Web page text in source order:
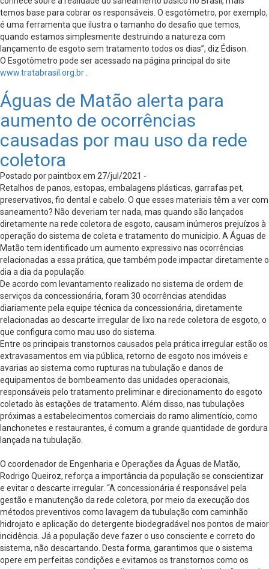
temos base para cobrar os responsáveis. O esgotômetro, por exemplo,
é uma ferramenta que ilustra o tamanho do desafio que temos,
quando estamos simplesmente destruindo a natureza com
lançamento de esgoto sem tratamento todos os dias”, diz Édison.
O Esgotômetro pode ser acessado na página principal do site
www.tratabrasil.org.br
Águas de Matão alerta para
aumento de ocorrências
causadas por mau uso da rede
coletora
Postado por paintbox em 27/jul/2021 -
Retalhos de panos, estopas, embalagens plásticas, garrafas pet,
preservativos, fio dental e cabelo. O que esses materiais têm a ver com
saneamento? Não deveriam ter nada, mas quando são lançados
diretamente na rede coletora de esgoto, causam inúmeros prejuízos à
operação do sistema de coleta e tratamento do município. A Águas de
Matão tem identificado um aumento expressivo nas ocorrências
relacionadas a essa prática, que também pode impactar diretamente o
dia a dia da população.
De acordo com levantamento realizado no sistema de ordem de
serviços da concessionária, foram 30 ocorrências atendidas
diariamente pela equipe técnica da concessionária, diretamente
relacionadas ao descarte irregular de lixo na rede coletora de esgoto, o
que configura como mau uso do sistema.
Entre os principais transtornos causados pela prática irregular estão os
extravasamentos em via pública, retorno de esgoto nos imóveis e
avarias ao sistema como rupturas na tubulação e danos de
equipamentos de bombeamento das unidades operacionais,
responsáveis pelo tratamento preliminar e direcionamento do esgoto
coletado às estações de tratamento. Além disso, nas tubulações
próximas a estabelecimentos comerciais do ramo alimentício, como
lanchonetes e restaurantes, é comum a grande quantidade de gordura
lançada na tubulação.
O coordenador de Engenharia e Operações da Águas de Matão,
Rodrigo Queiroz, reforça a importância da população se conscientizar
e evitar o descarte irregular. “A concessionária é responsável pela
gestão e manutenção da rede coletora, por meio da execução dos
métodos preventivos como lavagem da tubulação com caminhão
hidrojato e aplicação do detergente biodegradável nos pontos de maior
incidência. Já a população deve fazer o uso consciente e correto do
sistema, não descartando. Desta forma, garantimos que o sistema
opere em perfeitas condições e evitamos os transtornos como os